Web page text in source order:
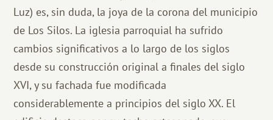
Luz) es, sin duda, la joya de la corona del municipio
de Los Silos. La iglesia parroquial ha sufrido
cambios significativos a lo largo de los siglos
desde su construcción original a finales del siglo
XVI, y su fachada fue modificada
considerablemente a principios del siglo XX. El